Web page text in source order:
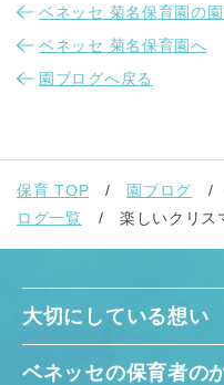
ベネッセ 菊名保育園の
ベネッセ 菊名保育園へ
園ブログへ戻る
保育 TOP 園ブログ
ログ一覧
楽しいクリス
大切にしている想い
ベネッセの保育者の